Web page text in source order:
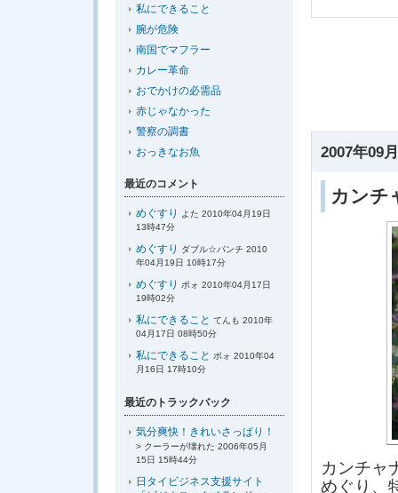
2007年09
カンチ
カンチャ
めぐり、
私にできること
腕が危険
南国でマフラー
カレー革命
おでかけの必需品
赤じゃなかった
警察の調書
おっきなお魚
最近のコメント
めぐすり よた 2010年04月19日
13時47分
めぐすり
ダブル☆パンチ 2010
年04月19日 10時17分
めぐすり
ポォ 2010年04月17日
19時02分
私にできること てんも 2010年
04月17日 08時50分
私にできること ポォ 2010年04
月16日 17時10分
最近のトラックバック
気分爽快！きれいさっぱり！
> クーラーが壊れた 2006年05月
15日 15時44分
日タイビジネス支援サイト